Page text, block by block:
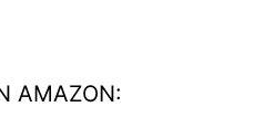
AMAZON: